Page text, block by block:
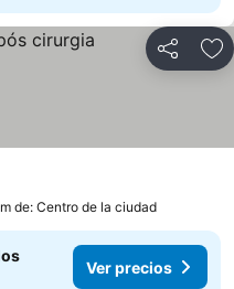
Compartir
de: Centro de la ciudad
Ver precios